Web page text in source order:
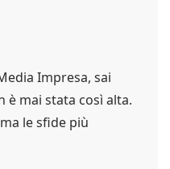
Impresa, sai
è mai stata così alta.
le sfide più